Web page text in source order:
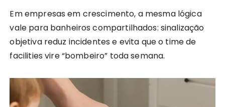
Em empresas em crescimento, a mesma lógica
vale para banheiros compartilhados: sinalização
objetiva reduz incidentes e evita que o time de
facilities vire “bombeiro” toda semana.